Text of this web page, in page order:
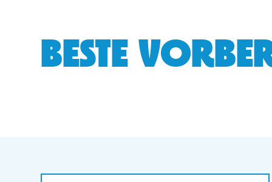
BESTE